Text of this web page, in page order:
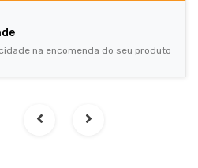
na encomenda do seu produto